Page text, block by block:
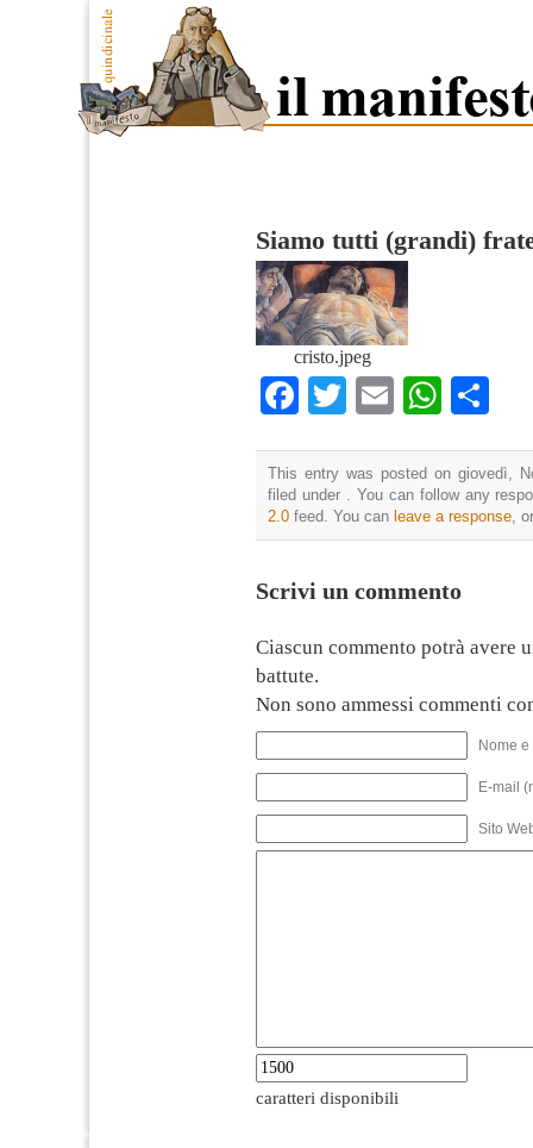
Siamo tutti (grandi)
cristo.jpeg
Facebook
TwitterEmail
This entry was posted on giovedì,
filed under . You can follow any
2.0 feed. You can leave a response ,
Scrivi un commento
Ciascun commento potrà avere
battute.
Non sono ammessi commenti
Nome
E-mail
Sito
caratteri disponibili